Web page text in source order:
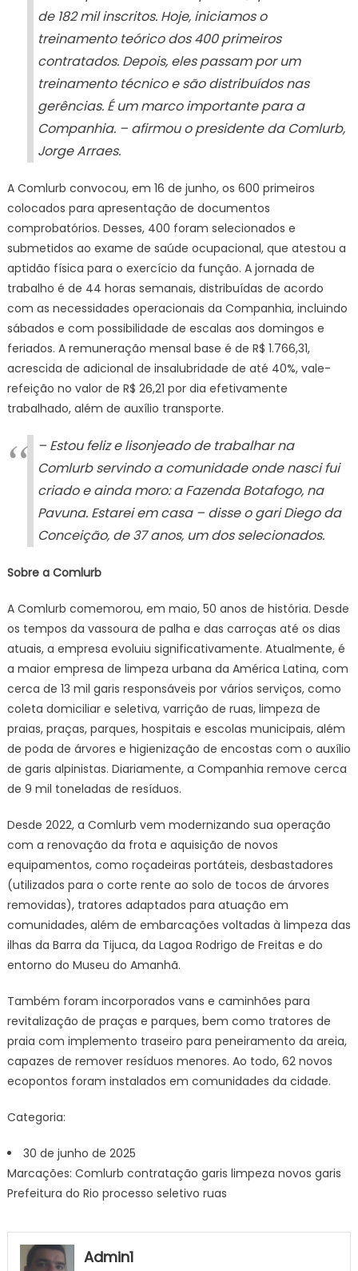
de 182 mil inscritos. Hoje, iniciamos o
treinamento teórico dos 400 primeiros
contratados. Depois, eles passam por um
treinamento técnico e são distribuídos nas
gerências. É um marco importante para a
Companhia. – afirmou o presidente da Comlurb,
Jorge Arraes.
A Comlurb convocou, em 16 de junho, os 600 primeiros
colocados para apresentação de documentos
comprobatórios. Desses, 400 foram selecionados e
submetidos ao exame de saúde ocupacional, que atestou a
aptidão física para o exercício da função. A jornada de
trabalho é de 44 horas semanais, distribuídas de acordo
com as necessidades operacionais da Companhia, incluindo
sábados e com possibilidade de escalas aos domingos e
feriados. A remuneração mensal base é de R$ 1.766,31,
acrescida de adicional de insalubridade de até 40%, vale-
refeição no valor de R$ 26,21 por dia efetivamente
trabalhado, além de auxílio transporte.
– Estou feliz e lisonjeado de trabalhar na
Comlurb servindo a comunidade onde nasci fui
criado e ainda moro: a Fazenda Botafogo, na
Pavuna. Estarei em casa – disse o gari Diego da
Conceição, de 37 anos, um dos selecionados.
Sobre a Comlurb
A Comlurb comemorou, em maio, 50 anos de história. Desde
os tempos da vassoura de palha e das carroças até os dias
atuais, a empresa evoluiu significativamente. Atualmente, é
a maior empresa de limpeza urbana da América Latina, com
cerca de 13 mil garis responsáveis por vários serviços, como
coleta domiciliar e seletiva, varrição de ruas, limpeza de
praias, praças, parques, hospitais e escolas municipais, além
de poda de árvores e higienização de encostas com o auxílio
de garis alpinistas. Diariamente, a Companhia remove cerca
de 9 mil toneladas de resíduos.
Desde 2022, a Comlurb vem modernizando sua operação
com a renovação da frota e aquisição de novos
equipamentos, como roçadeiras portáteis, desbastadores
(utilizados para o corte rente ao solo de tocos de árvores
removidas), tratores adaptados para atuação em
comunidades, além de embarcações voltadas à limpeza das
ilhas da Barra da Tijuca, da Lagoa Rodrigo de Freitas e do
entorno do Museu do Amanhã.
Também foram incorporados vans e caminhões para
revitalização de praças e parques, bem como tratores de
praia com implemento traseiro para peneiramento da areia,
capazes de remover resíduos menores. Ao todo, 62 novos
ecopontos foram instalados em comunidades da cidade.
Categoria:
30 de junho de 2025
Marcações: Comlurb contratação garis limpeza novos garis
Prefeitura do Rio processo seletivo ruas
Admin1